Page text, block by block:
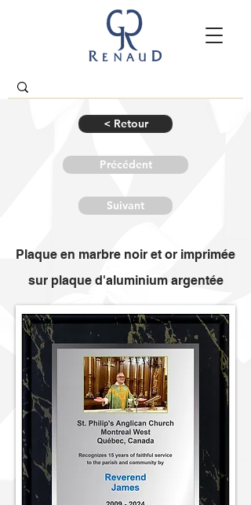
< Retour
Précédent
Suivant
Plaque en marbre noir et or imprimée
sur plaque d'aluminium argentée